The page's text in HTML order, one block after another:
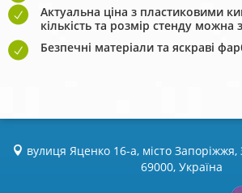
Актуальна ціна з пластиковими
кількість та розмір стенду можна
Безпечні матеріали та яскраві
вулиця Яценко 16-а, місто Запоріжжя,
69000, Україна